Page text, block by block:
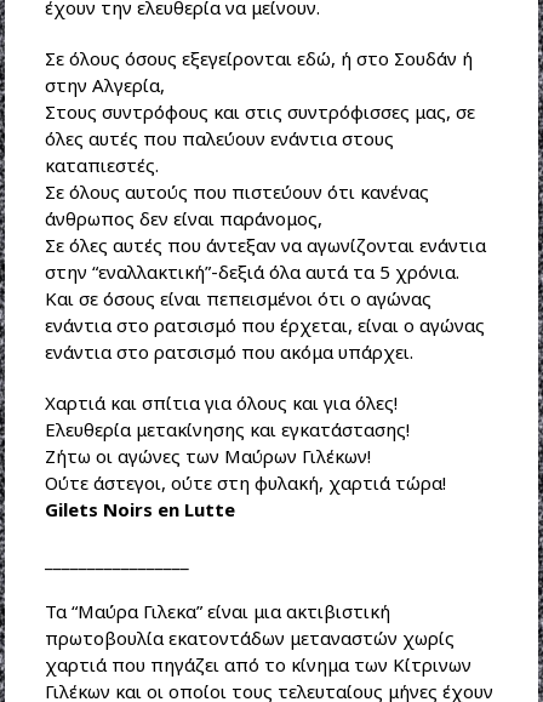
έχουν την ελευθερία να μείνουν.
Σε όλους όσους εξεγείρονται εδώ, ή στο Σουδάν ή
στην Αλγερία,
Στους συντρόφους και στις συντρόφισσες μας, σε
όλες αυτές που παλεύουν ενάντια στους
καταπιεστές.
Σε όλους αυτούς που πιστεύουν ότι κανένας
άνθρωπος δεν είναι παράνομος,
Σε όλες αυτές που άντεξαν να αγωνίζονται ενάντια
στην “εναλλακτική”-δεξιά όλα αυτά τα 5 χρόνια.
Και σε όσους είναι πεπεισμένοι ότι ο αγώνας
ενάντια στο ρατσισμό που έρχεται, είναι ο αγώνας
ενάντια στο ρατσισμό που ακόμα υπάρχει.
Χαρτιά και σπίτια για όλους και για όλες!
Ελευθερία μετακίνησης και εγκατάστασης!
Ζήτω οι αγώνες των Μαύρων Γιλέκων!
Ούτε άστεγοι, ούτε στη φυλακή, χαρτιά τώρα!
Gilets Noirs en Lutte
Τα “Μαύρα Γιλεκα” είναι μια ακτιβιστική
πρωτοβουλία εκατοντάδων μεταναστών χωρίς
χαρτιά που πηγάζει από το κίνημα των Κίτρινων
Γιλέκων και οι οποίοι τους τελευταίους μήνες έχουν